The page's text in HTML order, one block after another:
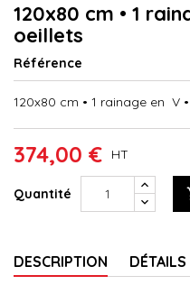
120x80 cm • 1
oeillets
Référence
120x80 cm • 1 rainage en V
374,00 € HT
Quantité
DESCRIPTION